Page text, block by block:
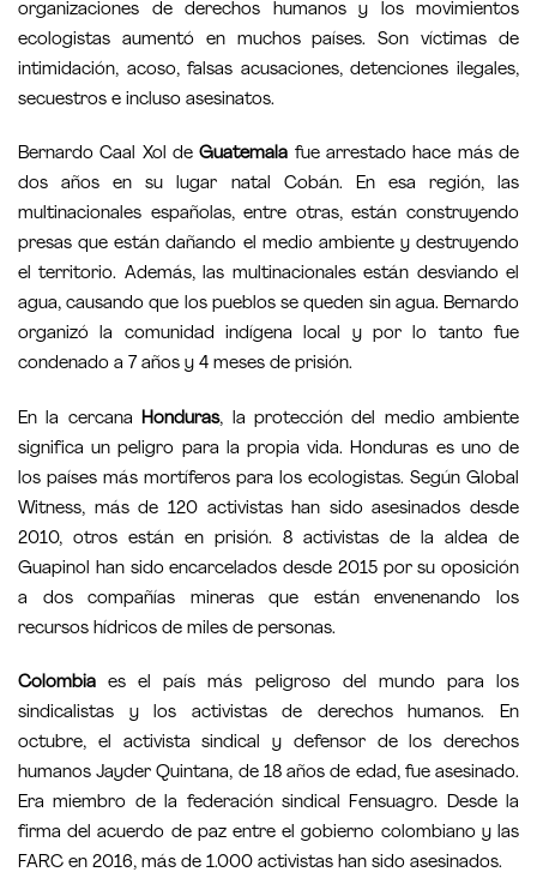
organizaciones de derechos humanos y los movimientos
ecologistas aumentó en muchos países. Son víctimas de
intimidación, acoso, falsas acusaciones, detenciones ilegales,
secuestros e incluso asesinatos.
Bernardo Caal Xol deGuatemala fue arrestado hace más de
dos años en su lugar natal Cobán. En esa región, las
multinacionales españolas, entre otras, están construyendo
presas que están dañando el medio ambiente y destruyendo
el territorio. Además, las multinacionales están desviando el
agua, causando que los pueblos se queden sin agua. Bernardo
organizó la comunidad indígena local y por lo tanto fue
condenado a 7 años y 4 meses de prisión.
En la cercana Honduras, la protección del medio ambiente
significa un peligro para la propia vida. Honduras es uno de
los países más mortíferos para los ecologistas. Según Global
Witness, más de 120 activistas han sido asesinados desde
2010, otros están en prisión. 8 activistas de la aldea de
Guapinol han sido encarcelados desde 2015 por su oposición
a dos compañías mineras que están envenenando los
recursos hídricos de miles de personas.
Colombia es el país más peligroso del mundo para los
sindicalistas y los activistas de derechos humanos. En
octubre, el activista sindical y defensor de los derechos
humanos Jayder Quintana, de 18 años de edad, fue asesinado.
Era miembro de la federación sindical Fensuagro. Desde la
firma del acuerdo de paz entre el gobierno colombiano y las
FARC en 2016, más de 1.000 activistas han sido asesinados.